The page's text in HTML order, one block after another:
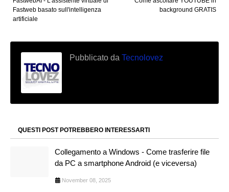
background GRATIS
Fastweb basato sull'intelligenza
artificiale
Pubblicato da Tecnolovez
QUESTI POST POTREBBERO INTERESSARTI
Collegamento a Windows - Come trasferire file
da PC a smartphone Android (e viceversa)
November 08, 2025